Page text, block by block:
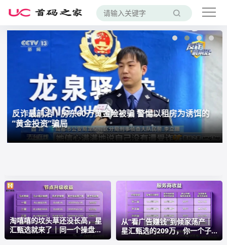
反诈最前沿丨房东60万黄金险被骗 警惕以租房为诱饵的
“黄金投资”骗局
淘嘻嘻的坟头草还没长高，星
汇甄选就来了｜同一个操盘
手，同
从“看广告赚钱”到倾家荡产｜
星汇甄选的209万，你一个子
儿都